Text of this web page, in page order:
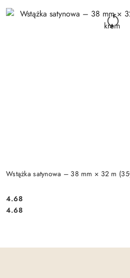
Wstążka satynowa – 38 mm × 32 m
Cena:
4.68
Cena:
4.68